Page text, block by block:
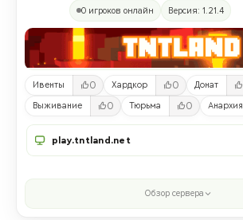
0 игроков онлайн Версия: 1.21.4
Ивенты 0 Хардкор 0 Донат
Выживание 0 Тюрьма 0 Анархия
play.tntland.net
Обзор сервера